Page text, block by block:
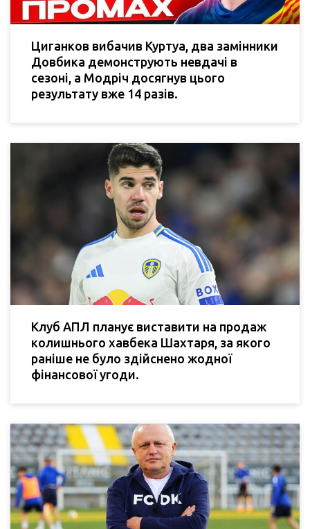
Циганков вибачив Куртуа, два замінники
Довбика демонструють невдачі в
сезоні, а Модріч досягнув цього
результату вже 14 разів.
Клуб АПЛ планує виставити на продаж
колишнього хавбека Шахтаря, за якого
раніше не було здійснено жодної
фінансової угоди.